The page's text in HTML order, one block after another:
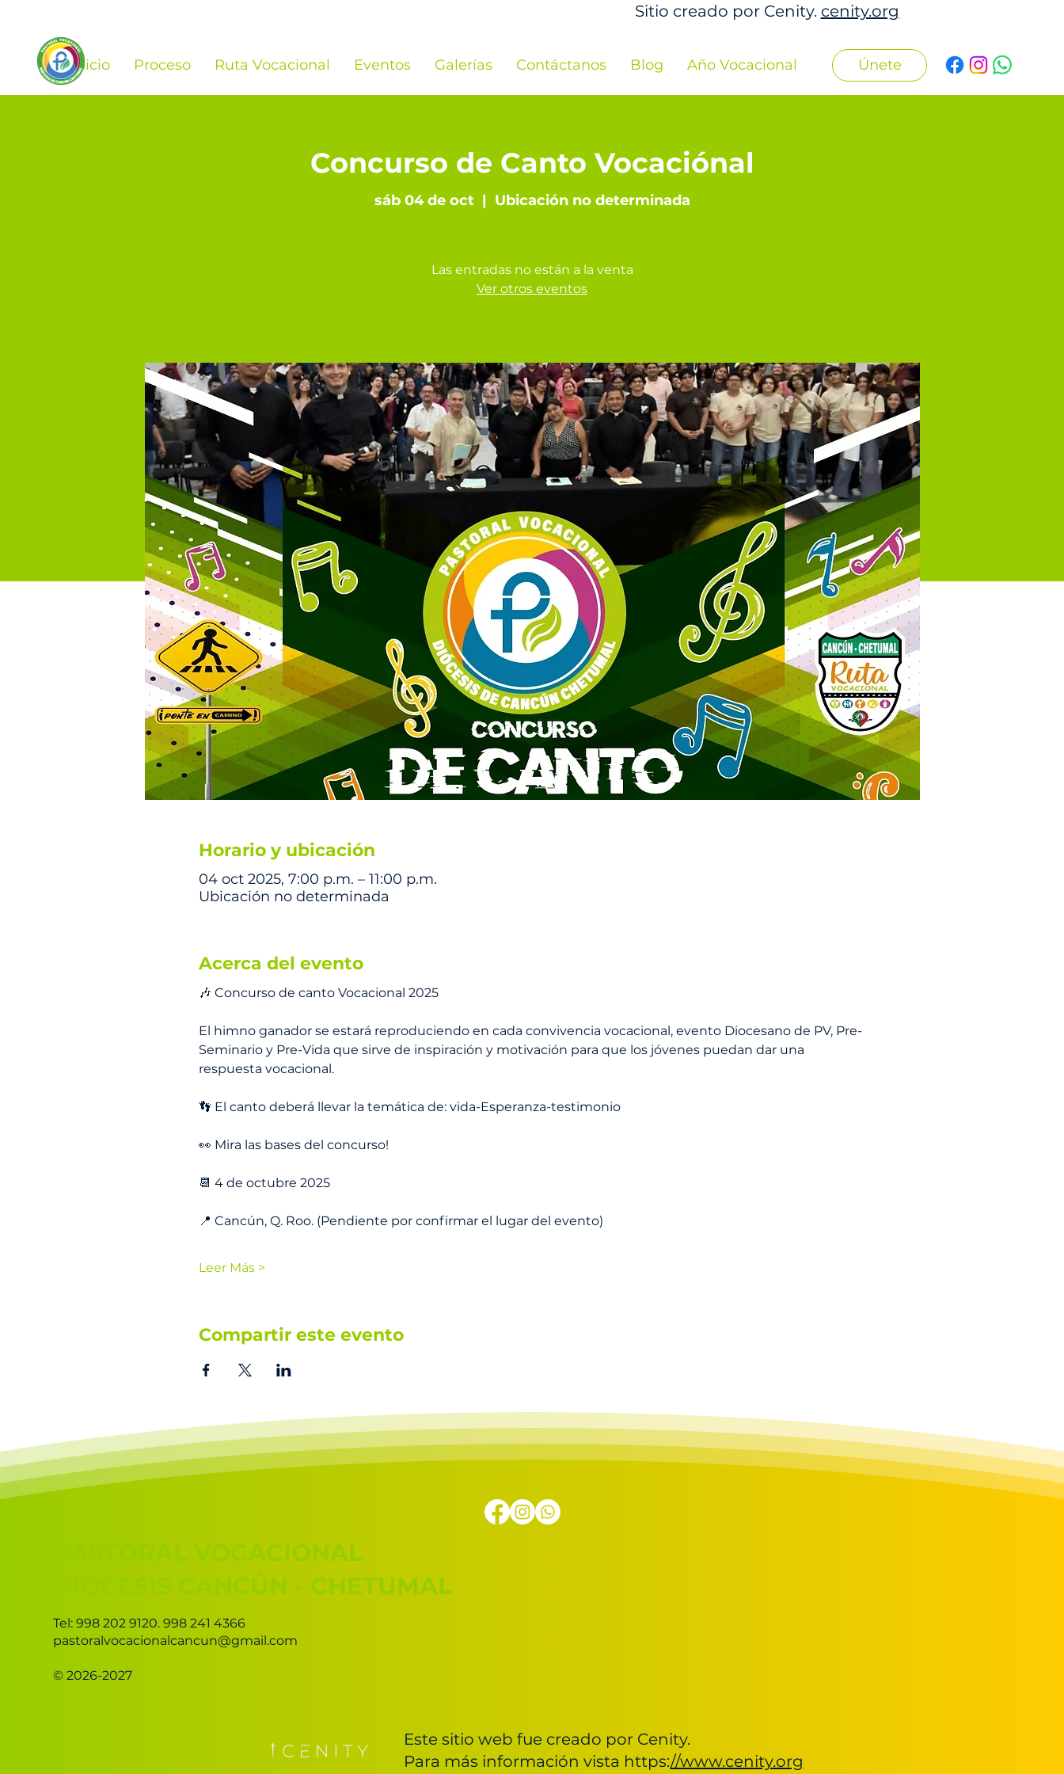
Sitio creado por Cenity. cenity.org
Inicio Proceso Ruta Vocacional Eventos Galerías Contáctanos Blog Año Vocacional Únete
Concurso de Canto Vocaciónal
sáb 04 de oct
  |
Ubicación no determinada
Las entradas no están a la venta
Ver otros eventos
Horario y ubicación
04 oct 2025, 7:00 p.m. – 11:00 p.m.
Ubicación no determinada
Acerca del evento
🎶 Concurso de canto Vocacional 2025
El himno ganador se estará reproduciendo en cada convivencia vocacional, evento Diocesano de PV, Pre-
Seminario y Pre-Vida que sirve de inspiración y motivación para que los jóvenes puedan dar una
respuesta vocacional.
👣 El canto deberá llevar la temática de: vida-Esperanza-testimonio
👀 Mira las bases del concurso!
📆 4 de octubre 2025
📍 Cancún, Q. Roo. (Pendiente por confirmar el lugar del evento)
Leer Más >
Compartir este evento
Este sitio web fue creado por Cenity.
Para más información vista https://www.cenity.org
PASTORAL VOCACIONAL
DIÓCESIS CANCÚN - CHETUMAL
Tel: 998 202 9120. 998 241 4366
pastoralvocacionalcancun@gmail.com
© 2026-2027